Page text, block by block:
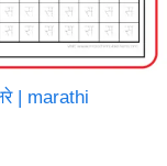
| marathi